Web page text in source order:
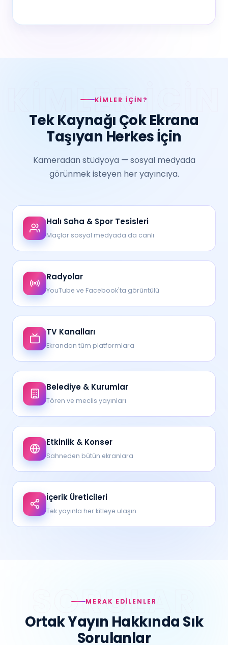
KIMLER İÇIN?
Tek Kaynağı Çok Ekrana
Taşıyan Herkes İçin
Kameradan stüdyoya — sosyal medyada
görünmek isteyen her yayıncıya.
Halı Saha & Spor Tesisleri
Maçlar sosyal medyada da canlı
Radyolar
YouTube ve Facebook'ta görüntülü
TV Kanalları
Ekrandan tüm platformlara
Belediye & Kurumlar
Tören ve meclis yayınları
Etkinlik & Konser
Sahneden bütün ekranlara
İçerik Üreticileri
Tek yayınla her kitleye ulaşın
MERAK EDILENLER
Ortak Yayın Hakkında Sık
Sorulanlar